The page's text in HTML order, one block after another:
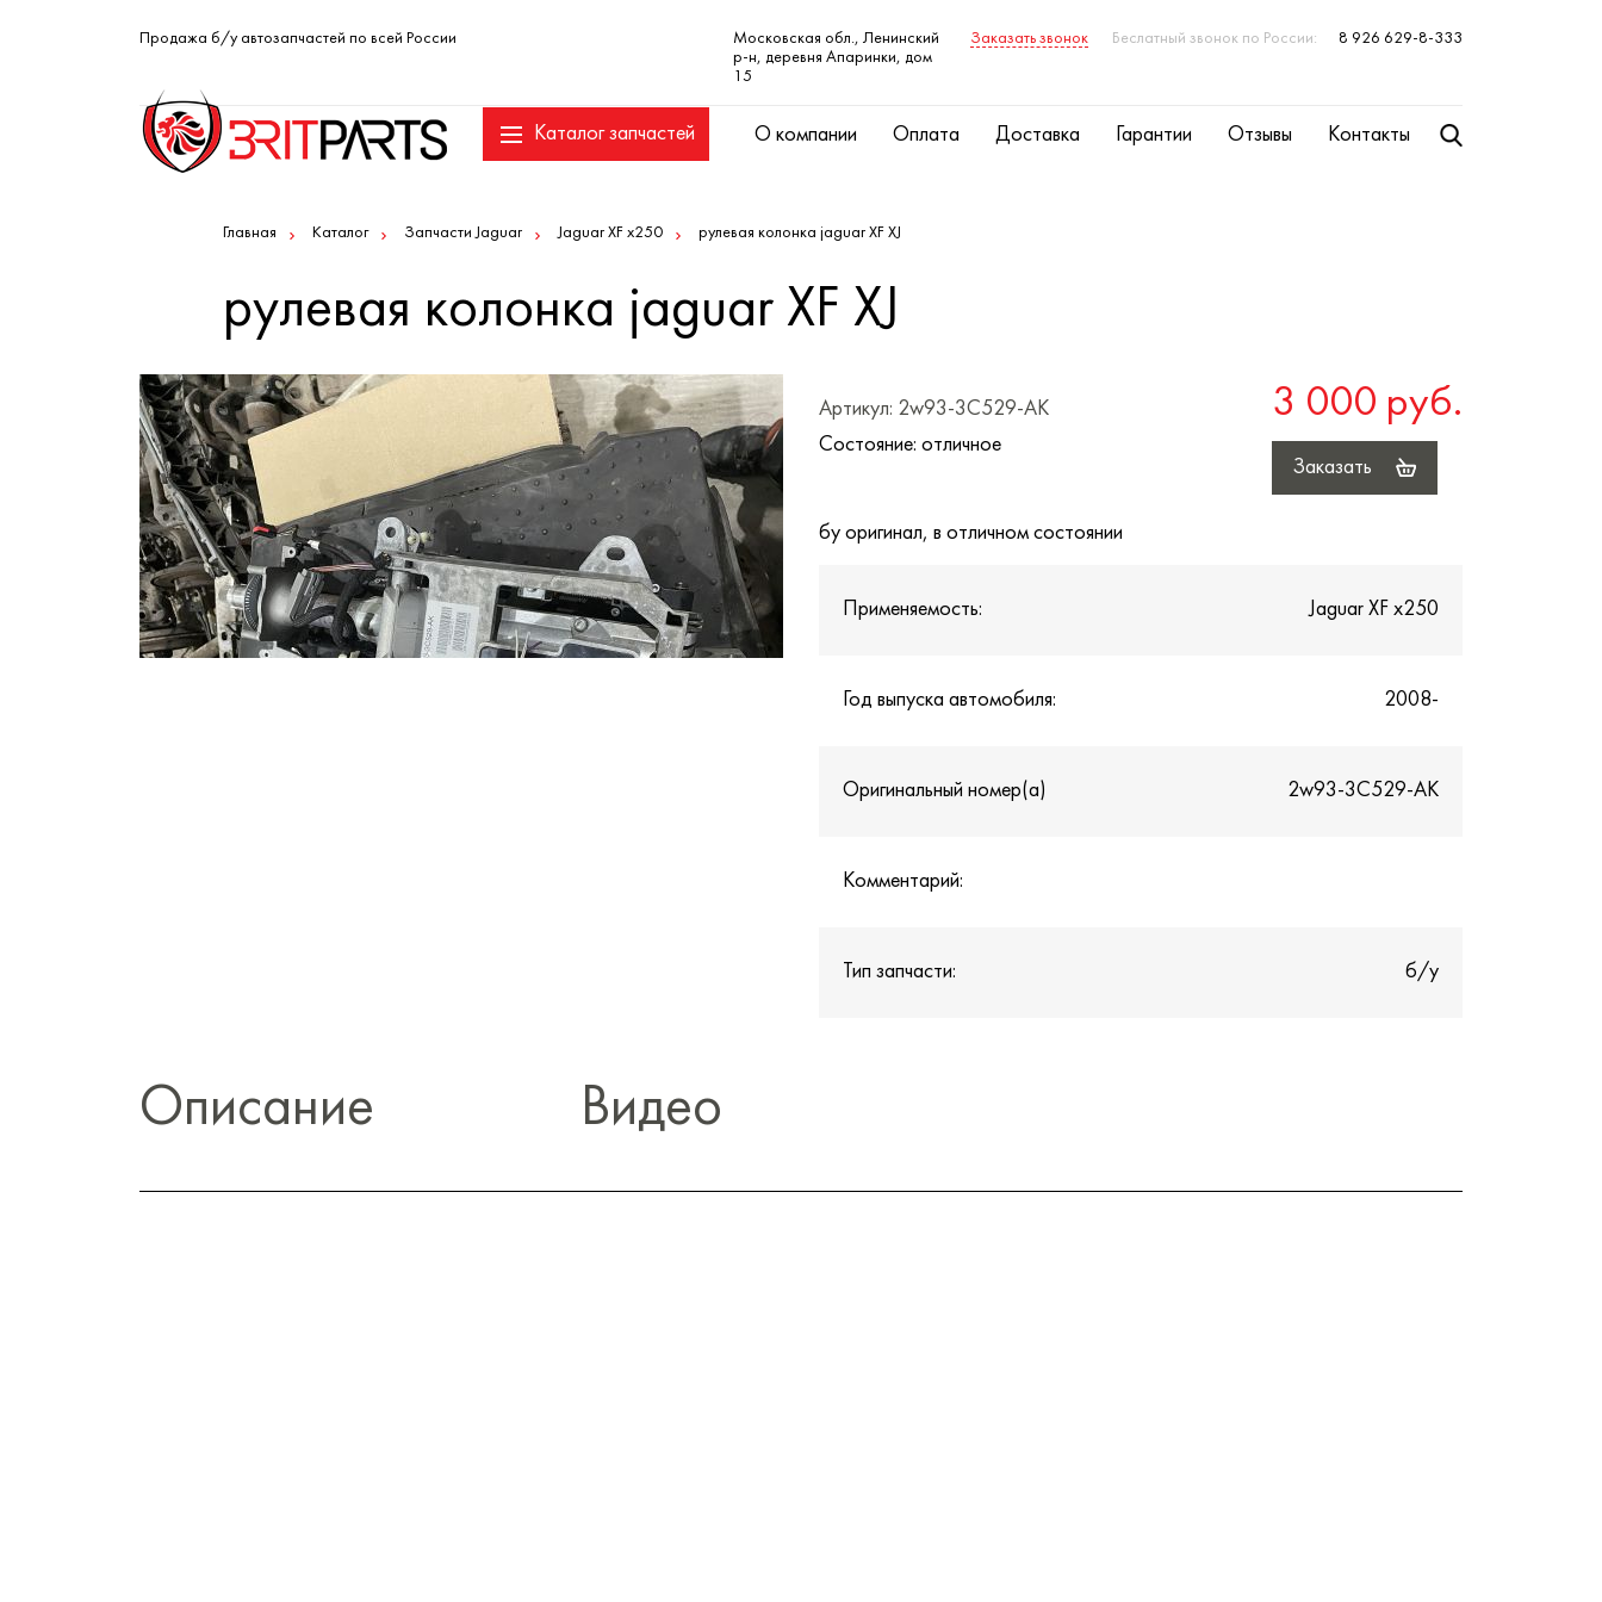
Каталог запчастей О компании Оплата Доставка Гарантии Отзывы Контакты
Продажа б/у автозапчастей по всей России
Московская обл., Ленинский
р-н, деревня Апаринки, дом
15
Заказать звонок Беслатный звонок по России: 8 926 629-8-333
Главная Каталог Запчасти Jaguar Jaguar XF x250 рулевая колонка jaguar XF XJ
рулевая колонка jaguar XF XJ
3 000 руб.
Заказать
Артикул: 2w93-3C529-AK
Состояние: отличное
бу оригинал, в отличном состоянии
Применяемость: Jaguar XF x250
Год выпуска автомобиля: 2008-
Оригинальный номер(а) 2w93-3C529-AK
Комментарий:
Тип запчасти: б/у
Описание Видео